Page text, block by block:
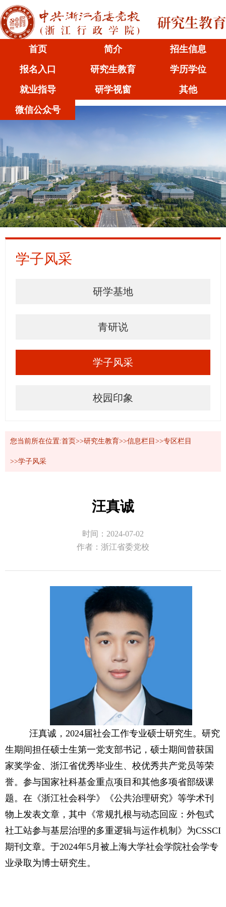
首页 简介
招生信息
报名入口
研究生教育
学历学位
就业指导
研学视窗
其他
微信公众号
学子风采
研学基地
青研说
学子风采
校园印象
您当前所在位置:首页>>研究生教育>>信息栏目 >>专区栏目
>>学子风采
汪真诚
时间：2024-07-02
作者：浙江省委党校
汪真诚 ， 2024届社会工作专业硕士研究生。研究
生期间担任硕士生第一党支部书记 ， 硕士期间曾获国
家奖学金、浙江省优秀毕业生、校优秀共产党员等荣
誉。参与国家社科基金重点项目 和其他多项省部级课
题。 在《浙江社会科学》《公共治理研究》等学术刊
物上发表文章，其中《常规扎根与动态回应：外包式
社工站参与基层治理的多重逻辑与运作机制》为CSSCI
期刊文章。 于2024年5月被上海大学社会学院社会学专
业录取为博士研究生。